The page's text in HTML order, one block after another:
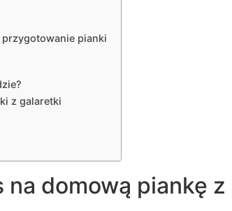
pianki
z galaretki
domową piankę